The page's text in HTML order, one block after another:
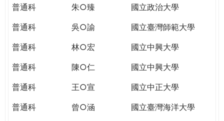
民。
TODAY
普通科
朱○臻
國立政治大學
普通科
吳○諭
國立臺灣師範大學
普通科
林○宏
國立中興大學
普通科
陳○仁
國立中興大學
普通科
王○宣
國立中正大學
普通科
曾○涵
國立臺灣海洋大學